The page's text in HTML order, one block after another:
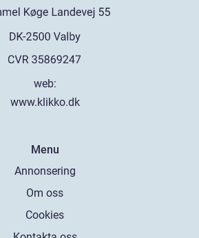
web:
www.klikko.dk
Menu
Annonsering
Om oss
Cookies